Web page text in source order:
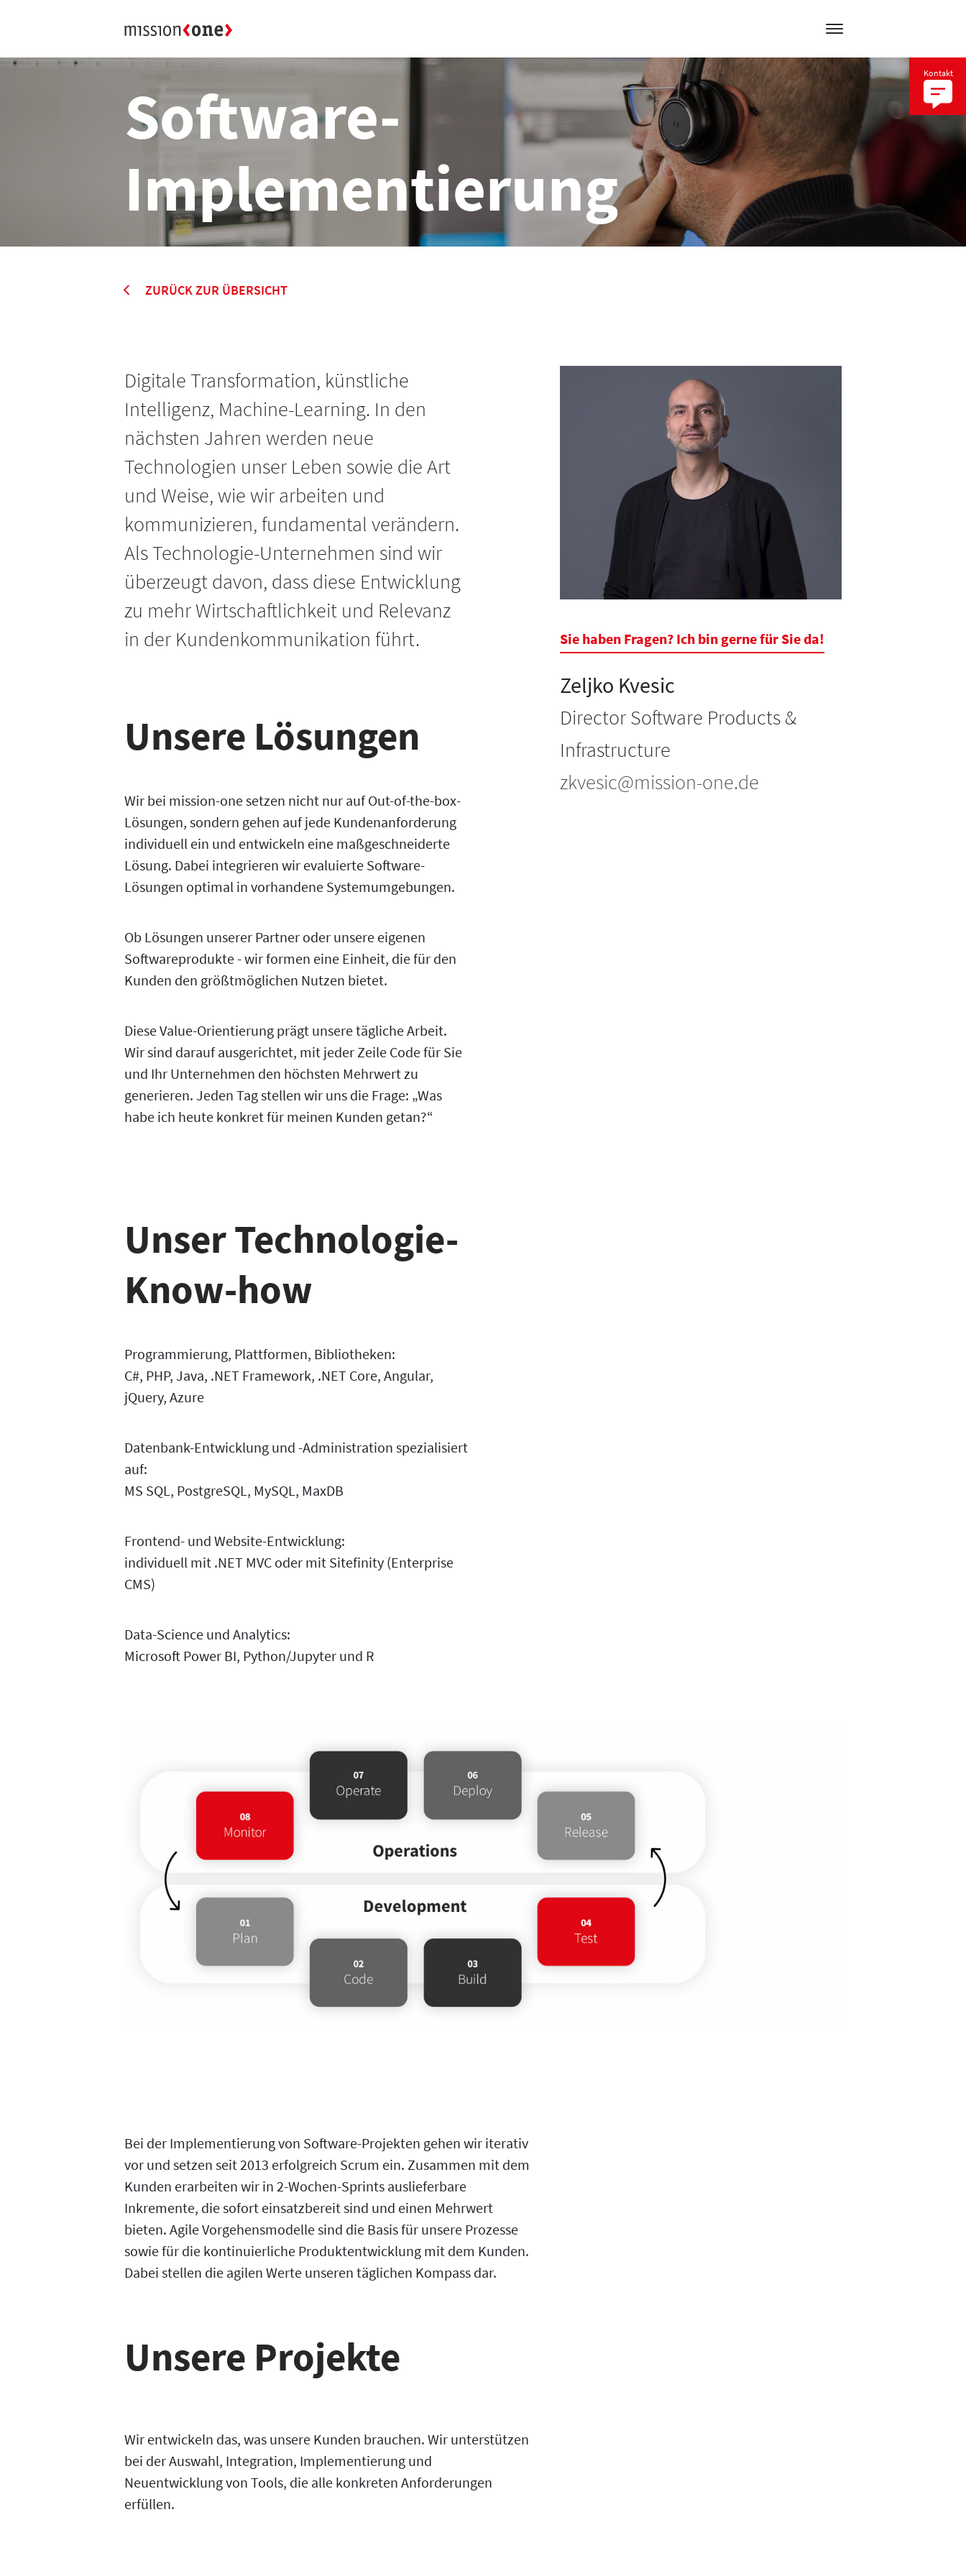
Software-
Implementierung
ZURÜCK ZUR ÜBERSICHT
Digitale Transformation, künstliche
Intelligenz, Machine-Learning. In den
nächsten Jahren werden neue
Technologien unser Leben sowie die Art
und Weise, wie wir arbeiten und
kommunizieren, fundamental verändern.
Als Technologie-Unternehmen sind wir
überzeugt davon, dass diese Entwicklung
zu mehr Wirtschaftlichkeit und Relevanz
in der Kundenkommunikation führt.
Unsere Lösungen
Wir bei mission-one setzen nicht nur auf Out-of-the-box-
Lösungen, sondern gehen auf jede Kundenanforderung
individuell ein und entwickeln eine maßgeschneiderte
Lösung. Dabei integrieren wir evaluierte Software-
Lösungen optimal in vorhandene Systemumgebungen.
Ob Lösungen unserer Partner oder unsere eigenen
Softwareprodukte - wir formen eine Einheit, die für den
Kunden den größtmöglichen Nutzen bietet.
Diese Value-Orientierung prägt unsere tägliche Arbeit.
Wir sind darauf ausgerichtet, mit jeder Zeile Code für Sie
und Ihr Unternehmen den höchsten Mehrwert zu
generieren. Jeden Tag stellen wir uns die Frage: „Was
habe ich heute konkret für meinen Kunden getan?“
Unser Technologie-
Know-how
Programmierung, Plattformen, Bibliotheken:
C#, PHP, Java, .NET Framework, .NET Core, Angular,
jQuery, Azure
Datenbank-Entwicklung und -Administration spezialisiert
auf:
MS SQL, PostgreSQL, MySQL, MaxDB
Frontend- und Website-Entwicklung:
individuell mit .NET MVC oder mit Sitefinity (Enterprise
CMS)
Data-Science und Analytics:
Microsoft Power BI, Python/Jupyter und R
Sie haben Fragen? Ich bin gerne für Sie da!
Zeljko Kvesic
Director Software Products &
Infrastructure
zkvesic@mission-one.de
Bei der Implementierung von Software-Projekten gehen wir iterativ
vor und setzen seit 2013 erfolgreich Scrum ein. Zusammen mit dem
Kunden erarbeiten wir in 2-Wochen-Sprints auslieferbare
Inkremente, die sofort einsatzbereit sind und einen Mehrwert
bieten. Agile Vorgehensmodelle sind die Basis für unsere Prozesse
sowie für die kontinuierliche Produktentwicklung mit dem Kunden.
Dabei stellen die agilen Werte unseren täglichen Kompass dar.
Unsere Projekte
Wir entwickeln das, was unsere Kunden brauchen. Wir unterstützen
bei der Auswahl, Integration, Implementierung und
Neuentwicklung von Tools, die alle konkreten Anforderungen
erfüllen.
Kontakt